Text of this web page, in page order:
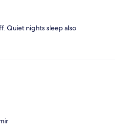
Quiet nights sleep also